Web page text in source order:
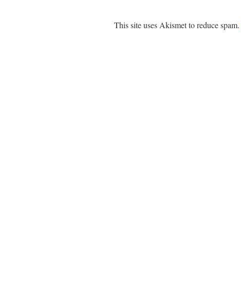
This site uses Akismet to reduce spam.